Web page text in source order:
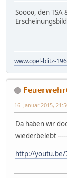
Soooo, den TSA
www.opel-blitz-
16. Januar 2015,
Da haben wir
wiederbelebt
http://youtu.be/